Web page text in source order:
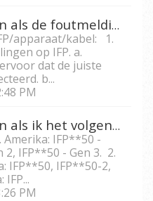
Wat moet ik doen als de foutmelding ‘’Geen Signaal’’ op mijn IFP verschijnt terwijl ik een verbinding met een extern apparaat maak?
apparaat/kabel: 1.
op IFP. a.
dat de juiste
b...
PM
Wat moet ik doen als ik het volgende bericht op de IFP5550/IFP6550/IFP 7550/IFP8650 zie; "The device has been locked, please use the U disk to unlock", oftewel, ‘’Het apparaat is vergrendeld, gebruik de U-disk om te ontgrendelen’’?
IFP**50 -
2, IFP**50 - Gen 3. 2.
IFP**50, IFP**50-2,
PM